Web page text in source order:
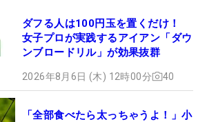
ダフる人は100円玉を置くだけ！
女子プロが実践するアイアン「ダウ
ンブロードリル」が効果抜群
2026年8月6日 (木) 12時00分 40
「全部食べたら太っちゃうよ！」小